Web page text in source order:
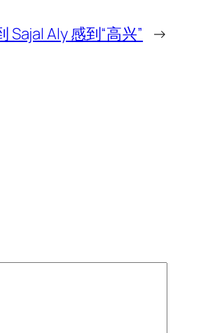
Sajal Aly 感到“高兴” →